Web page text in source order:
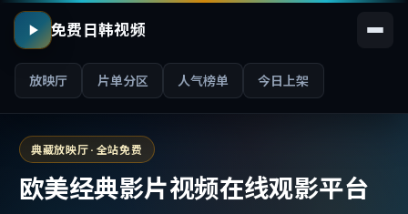
免费日韩视频
放映厅 片单分区 人气榜单 今日上架
典藏放映厅 · 全站免费
欧美经典影片视频在线观影平台